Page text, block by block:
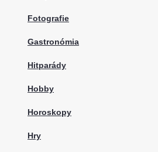
Fotografie
Gastronómia
Hitparády
Hobby
Horoskopy
Hry